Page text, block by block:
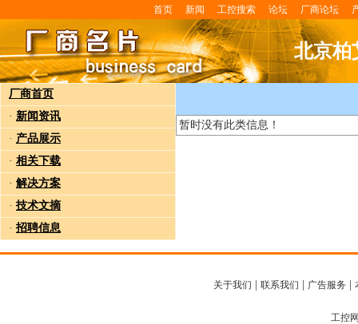
首页 新闻 工控搜索 论坛 厂商论坛
北京柏
厂商首页
· 新闻资讯
· 产品展示
· 相关下载
· 解决方案
· 技术文摘
· 招聘信息
暂时没有此类信息！
关于我们 联系我们 广告服务
工控